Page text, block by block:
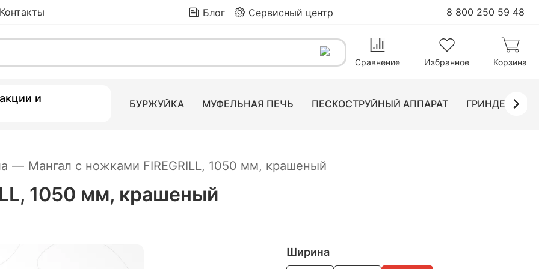
Контакты Блог Сервисный центр 8 800 250 59 48
Сравнение Избранное Корзина
и БУРЖУЙКА МУФЕЛЬНАЯ ПЕЧЬ ПЕСКОСТРУЙНЫЙ АППАРАТ ГРИНДЕР
— Мангал с ножками FIREGRILL, 1050 мм, крашеный
крашеный
1050 мм, крашеный
Ширина